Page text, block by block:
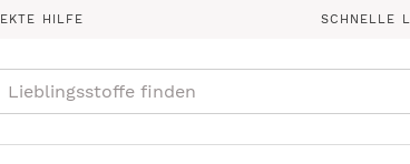
HILFE SCHNELLE